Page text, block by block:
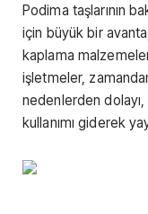
Podima taşlarının
için büyük bir
kaplama
işletmeler,
nedenlerden
kullanımı giderek